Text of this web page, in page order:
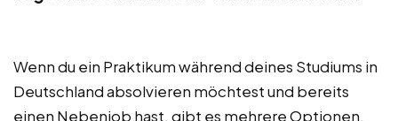
Wenn du ein Praktikum während deines Studiums in
Deutschland absolvieren möchtest und bereits
einen Nebenjob hast, gibt es mehrere Optionen,